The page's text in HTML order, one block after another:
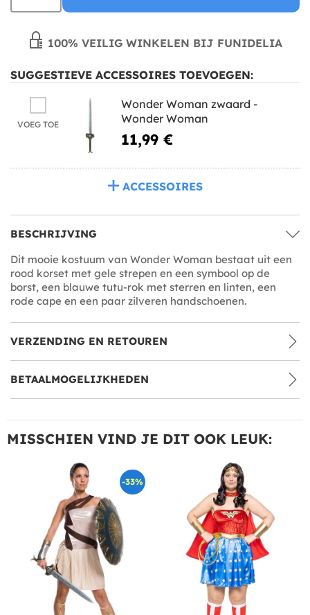
100% VEILIG WINKELEN BIJ FUNIDELIA
SUGGESTIEVE ACCESSOIRES TOEVOEGEN:
VOEG TOE
Wonder Woman zwaard -
Wonder Woman
11,99 €
ACCESSOIRES
BESCHRIJVING
Dit mooie kostuum van Wonder Woman bestaat uit een
rood korset met gele strepen en een symbool op de
borst, een blauwe tutu-rok met sterren en linten, een
rode cape en een paar zilveren handschoenen.
VERZENDING EN RETOUREN
BETAALMOGELIJKHEDEN
MISSCHIEN VIND JE DIT OOK LEUK:
-33%